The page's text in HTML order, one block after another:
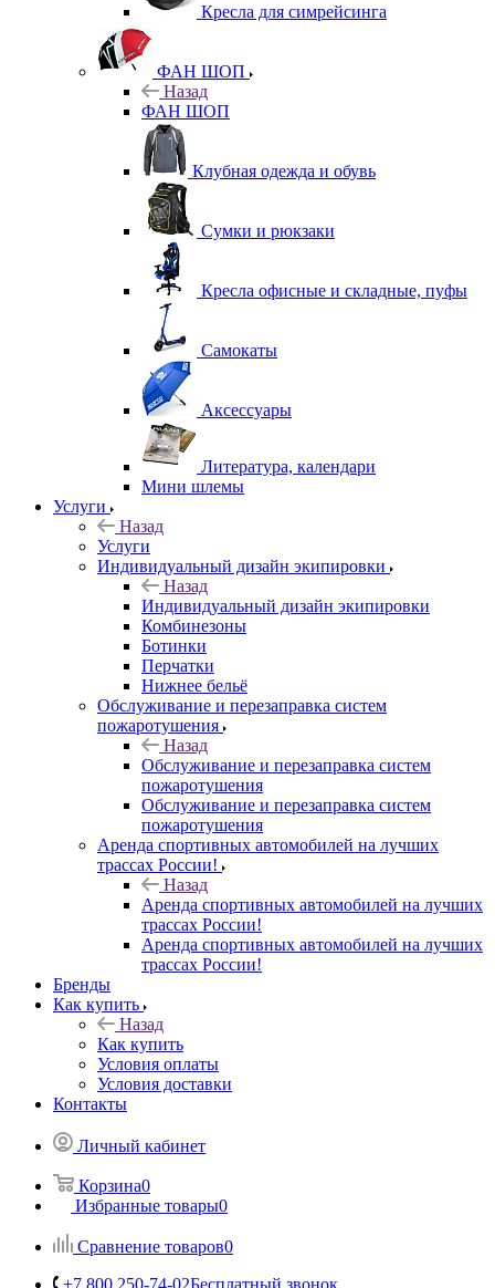
Кресла для симрейсинга
ФАН ШОП
Назад
ФАН ШОП
Клубная одежда и обувь
Сумки и рюкзаки
Кресла офисные и складные, пуфы
Самокаты
Аксессуары
Литература, календари
Мини шлемы
Услуги
Назад
Услуги
Индивидуальный дизайн экипировки
Назад
Индивидуальный дизайн экипировки
Комбинезоны
Ботинки
Перчатки
Нижнее бельё
Обслуживание и перезаправка систем
пожаротушения
Назад
Обслуживание и перезаправка систем
пожаротушения
Обслуживание и перезаправка систем
пожаротушения
Аренда спортивных автомобилей на лучших
трассах России!
Назад
Аренда спортивных автомобилей на лучших
трассах России!
Аренда спортивных автомобилей на лучших
трассах России!
Бренды
Как купить
Назад
Как купить
Условия оплаты
Условия доставки
Контакты
Личный кабинет
Корзина0
Избранные товары0
Сравнение товаров0
+7 800 250-74-02Бесплатный звонок